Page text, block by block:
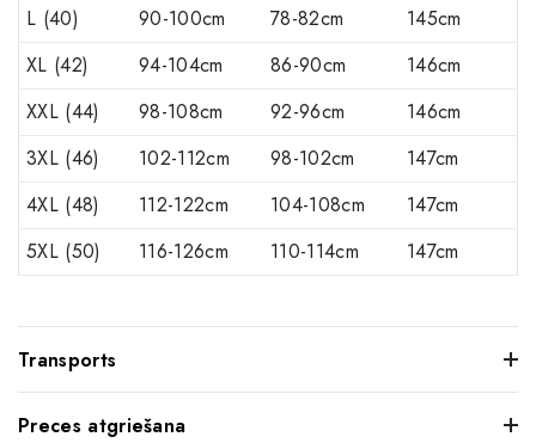
L (40)
90-100cm 78-82cm
145cm
XL (42)
94-104cm 86-90cm
146cm
XXL (44)
98-108cm 92-96cm
146cm
3XL (46)
102-112cm 98-102cm
147cm
4XL (48)
112-122cm 104-108cm
147cm
5XL (50)
116-126cm 110-114cm 147cm
Transports
Preces atgriešana